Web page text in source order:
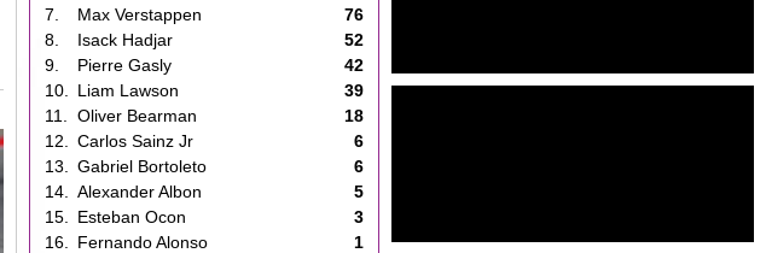
7.
Max Verstappen
76
8.
Isack Hadjar
52
9.
Pierre Gasly
42
10.
Liam Lawson
39
11.
Oliver Bearman
18
12.
Carlos Sainz Jr
6
13.
Gabriel Bortoleto
6
14.
Alexander Albon
5
15.
Esteban Ocon
3
16.
Fernando Alonso
1